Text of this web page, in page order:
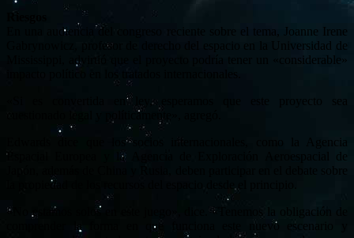
Riesgos
En una audiencia del congreso reciente sobre el tema, Joanne Irene
Gabrynowicz, profesor de derecho del espacio en la Universidad de
Mississippi, advirtió que el proyecto podría tener un «considerable»
impacto político en los tratados internacionales.
«Si es convertida en ley, esperamos que este proyecto sea
cuestionado legal y políticamente», agregó.
Edwards dice que los socios internacionales, como la Agencia
Espacial Europea y la Agencia de Exploración Aeroespacial de
la propiedad de los recursos del espacio desde el principio.
«No estamos solos en este juego», dice. «Tenemos la obligación de
comprender la forma en que funciona este nuevo escenario y